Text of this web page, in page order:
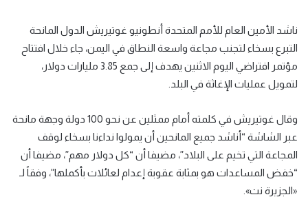
ناشد الأمين العام للأمم المتحدة أنطونيو غوتيريش الدول المانحة
التبرع بسخاء لتجنب مجاعة واسعة النطاق في اليمن، جاء خلال افتتاح
مؤتمر افتراضي اليوم الاثنين يهدف إلى جمع 3.85 مليارات دولار،
لتمويل عمليات الإغاثة في البلد.
وقال غوتيريش في كلمته أمام ممثلين عن نحو 100 دولة وجهة مانحة
عبر الشاشة “أناشد جميع المانحين أن يمولوا نداءنا بسخاء لوقف
المجاعة التي تخيم على البلاد”، مضيفا أن “كل دولار مهم”، مضيفا أن
“خفض المساعدات هو بمثابة عقوبة إعدام لعائلات بأكملها”، وفقاً لـ
«الجزيرة نت».